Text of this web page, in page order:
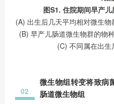
图S1. 住院期间早产儿
(A) 出生后几天平均相对微生物
(B) 早产儿肠道微生物群的物
(C) 不同属在出生
02
微生物组转变将致病
肠道微生物组